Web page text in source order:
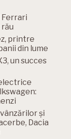
Ferrari
printre
din lume
un succes
și
Dacia